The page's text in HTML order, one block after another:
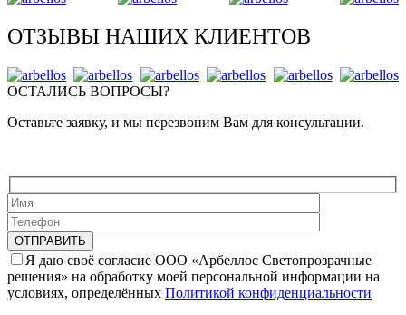
ОТЗЫВЫ НАШИХ КЛИЕНТОВ
ОСТАЛИСЬ ВОПРОСЫ?
Оставьте заявку, и мы перезвоним Вам для консультации.
Я даю своё согласие ООО «Арбеллос Светопрозрачные
решения» на обработку моей персональной информации на
условиях, определённых Политикой конфиденциальности